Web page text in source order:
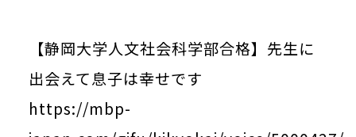
【静岡大学人文社会科学部合格】先生に
出会えて息子は幸せです
https://mbp-